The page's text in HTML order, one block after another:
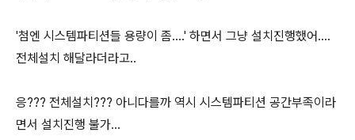
'첨엔 시스템파티션들 용량이 좀....' 하면서 그냥 설치진행했어....
전체설치 해달라더라고..
응??? 전체설치??? 아니다를까 역시 시스템파티션 공간부족이라
면서 설치진행 불가...